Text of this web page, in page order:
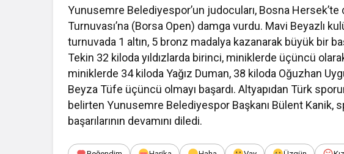
Yunusemre Belediyespor’un judocuları, Bosna
Turnuvası’na (Borsa Open) damga vurdu. Mavi Beyazlı
turnuvada 1 altın, 5 bronz madalya kazanarak büyük bir
Tekin 32 kiloda yıldızlarda birinci, miniklerde üçüncü
miniklerde 34 kiloda Yağız Duman, 38 kiloda Oğuzhan
Beyza Tüfe üçüncü olmayı başardı. Altyapıdan Türk
belirten Yunusemre Belediyespor Başkanı Bülent Kanik,
başarılarının devamını diledi.